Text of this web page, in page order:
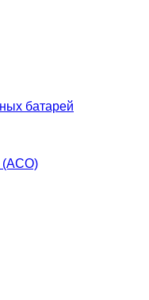
батарей
(АСО)